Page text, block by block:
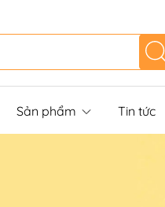
Sản phẩm Tin tức